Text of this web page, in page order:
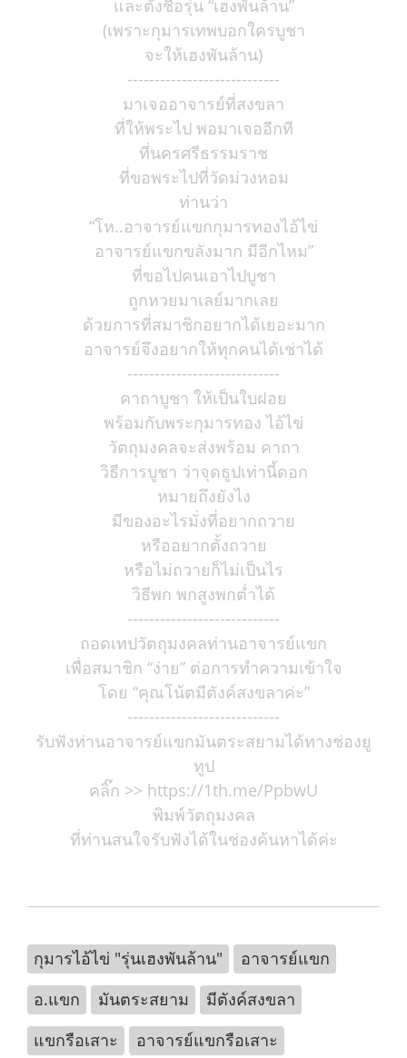
และตั้งชื่อรุ่น “เฮงพันล้าน”
(เพราะกุมารเทพบอกใครบูชา
จะให้เฮงพันล้าน)
----------------------------
มาเจออาจารย์ที่สงขลา
ที่ให้พระไป พอมาเจออีกที
ที่นครศรีธรรมราช
ที่ขอพระไปที่วัดม่วงหอม
ท่านว่า
“โห..อาจารย์แขกกุมารทองไอ้ไข่
อาจารย์แขกขลังมาก มีอีกไหม”
ที่ขอไปคนเอาไปบูชา
ถูกหวยมาเลย์มากเลย
ด้วยการที่สมาชิกอยากได้เยอะมาก
อาจารย์จึงอยากให้ทุกคนได้เช่าได้
----------------------------
คาถาบูชา ให้เป็นใบฝอย
พร้อมกับพระกุมารทอง ไอ้ไข่
วัตถุมงคลจะส่งพร้อม คาถา
วิธีการบูชา ว่าจุดธูปเท่านี้ดอก
หมายถึงยังไง
มีของอะไรมั่งที่อยากถวาย
หรืออยากตั้งถวาย
หรือไม่ถวายก็ไม่เป็นไร
วิธีพก พกสูงพกต่ำได้
----------------------------
ถอดเทปวัตถุมงคลท่านอาจารย์แขก
เพื่อสมาชิก “ง่าย” ต่อการทำความเข้าใจ
โดย “คุณโน้ตมีตังค์สงขลาค่ะ”
----------------------------
รับฟังท่านอาจารย์แขกมันตระสยามได้ทางช่องยู
ทูป
คลิ๊ก >> https://1th.me/PpbwU
พิมพ์วัตถุมงคล
ที่ท่านสนใจรับฟังได้ในช่องค้นหาได้ค่ะ
กุมารไอ้ไข่ "รุ่นเฮงพันล้าน"
อาจารย์แขก
อ.แขก
มันตระสยาม
มีตังค์สงขลา
แขกรือเสาะ
อาจารย์แขกรือเสาะ